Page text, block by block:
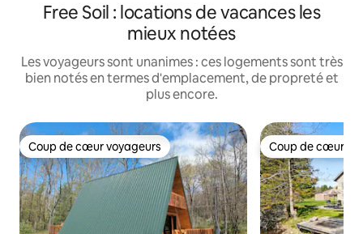
Free Soil : locations de vacances les
mieux notées
Les voyageurs sont unanimes : ces logements sont très
bien notés en termes d'emplacement, de propreté et
plus encore.
Coup de cœur voyageurs
Coup de cœur voyageurs Coup de cœur
Coup de cœur